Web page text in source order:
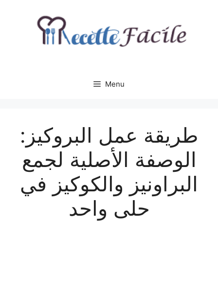
Menu
طريقة عمل البروكيز:
الوصفة الأصلية لجمع
البراونيز والكوكيز في
حلى واحد